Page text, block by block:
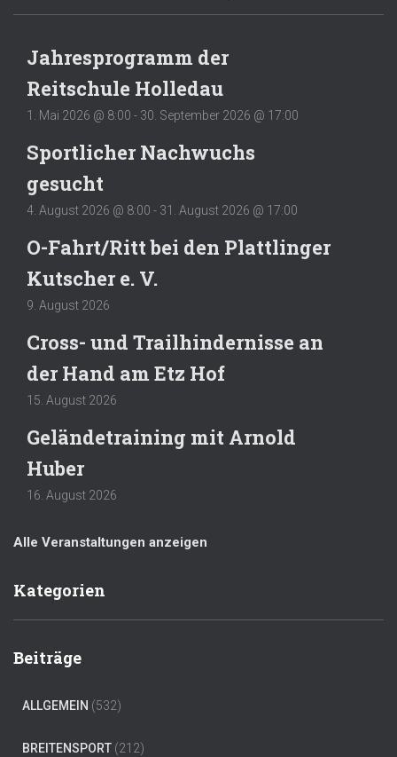
Jahresprogramm der
Reitschule Holledau
1. Mai 2026 @ 8:00 - 30. September 2026 @ 17:00
Sportlicher Nachwuchs
gesucht
4. August 2026 @ 8:00 - 31. August 2026 @ 17:00
O-Fahrt/Ritt bei den Plattlinger
Kutscher e. V.
9. August 2026
Cross- und Trailhindernisse an
der Hand am Etz Hof
15. August 2026
Geländetraining mit Arnold
Huber
16. August 2026
Alle Veranstaltungen anzeigen
Kategorien
Beiträge
ALLGEMEIN (532)
BREITENSPORT (212)